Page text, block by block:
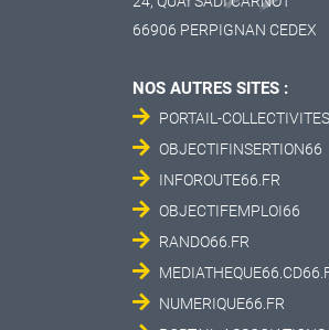
66906 PERPIGNAN CEDEX
NOS AUTRES SITES :
PORTAIL-
OBJECTIFINSERTION66
INFOROUTE66.FR
OBJECTIFEMPLOI66
RANDO66.FR
NUMERIQUE66.FR